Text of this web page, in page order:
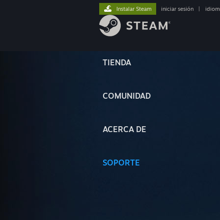
TIENDA
COMUNIDAD
ACERCA DE
SOPORTE
Instalar Steam iniciar sesión